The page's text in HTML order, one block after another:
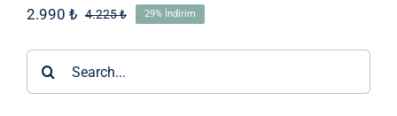
4.225₺Orijinal
2.990 ₺
Şu
2.990 ₺.
29% İndirim